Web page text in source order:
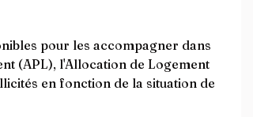
pour les accompagner dans
(APL), l'Allocation de Logement
en fonction de la situation de